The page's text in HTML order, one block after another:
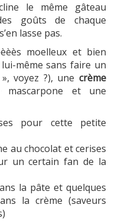
le même gâteau
goûts de chaque
lasse pas.
moelleux et bien
même sans faire un
voyez ?), une crème
et une
pour cette petite
au chocolat et cerises
un certain fan de la
la pâte et quelques
la crème (saveurs